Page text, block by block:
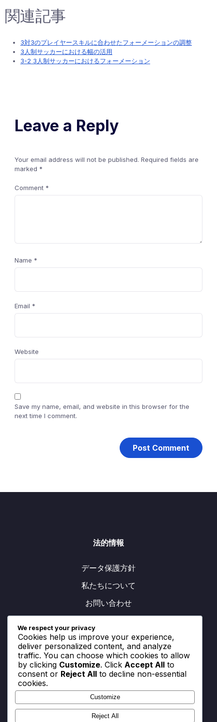
関連記事
3対3のプレイヤースキルに合わせたフォーメーションの調整
3人制サッカーにおける幅の活用
3-2 3人制サッカーにおけるフォーメーション
Leave a Reply
Your email address will not be published. Required fields are
marked *
Comment *
Name *
Email *
Website
Save my name, email, and website in this browser for the
next time I comment.
法的情報
データ保護方針
私たちについて
お問い合わせ
サービス利用規約
カテゴリ
hub-1
hub-2
We respect your privacy
Cookies help us improve your experience,
deliver personalized content, and analyze
traffic. You can choose which cookies to allow
by clicking Customize. Click Accept All to
consent or Reject All to decline non-essential
cookies.
Customize
Reject All